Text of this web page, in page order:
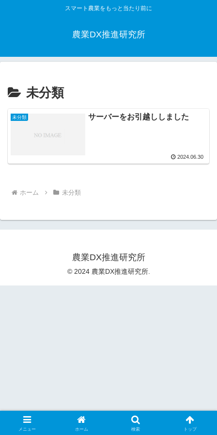
スマート農業をもっと当たり前に
農業DX推進研究所
未分類
未分類 サーバーをお引越ししました
2024.06.30
ホーム 未分類
農業DX推進研究所
© 2024 農業DX推進研究所.
メニュー ホーム 検索 トップ